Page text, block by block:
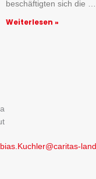
beschäftigten sich die …
Weiterlesen »